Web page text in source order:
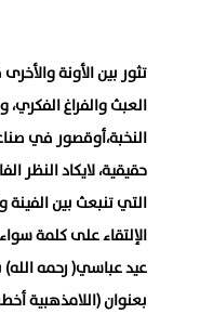
تثور بين الأونة
العبث والفراغ
النخبة،أوقصور في
حقيقية، لايكاد النظر
التي تنبعث بين الفينة
الإلتقاء على كلمة
عيد عباسي( رحمه
بعنوان (اللامذهبية